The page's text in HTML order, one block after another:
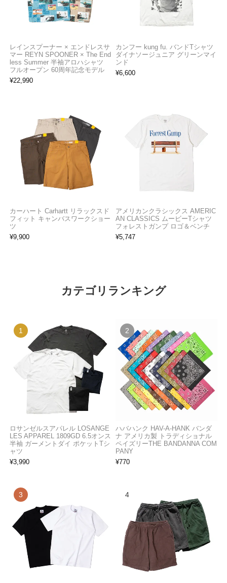
レインスプーナー × エンドレスサ
マー REYN SPOONER × The End
less Summer 半袖アロハシャツ
フルオープン 60周年記念モデル
¥22,990
カンフー kung fu. バンドTシャツ
ダイナソージュニア グリーンマイ
ンド
¥6,600
カーハート Carhartt リラックスド
フィット キャンバスワークショー
ツ
¥9,900
アメリカンクラシックス AMERIC
AN CLASSICS ムービーTシャツ
フォレストガンプ ロゴ＆ベンチ
¥5,747
カテゴリランキング
ロサンゼルスアパレル LOSANGE
LES APPAREL 1809GD 6.5オンス
半袖 ガーメントダイ ポケットTシ
ャツ
¥3,990
ハバハンク HAV-A-HANK バンダ
ナ アメリカ製 トラディショナル
ペイズリーTHE BANDANNA COM
PANY
¥770